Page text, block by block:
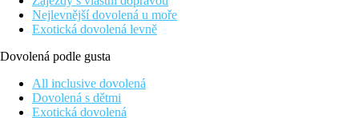
Vybavení
90 suit, vstupní hala s recepcí , bazén, 3 restaurace (hlavní,
plážová, středomořská) , 1 bar, fitness, wifi zdarma , konferenční
místnosti , služby concierge a recepce 24/7, tenisové kurty,
Pokoje
Suite, Superior:koupelna/WC (vysoušeč vlasů), individuální
Nejlevnější dovolená u moře
Exotická dovolená levně
Dovolená podle gusta
All inclusive dovolená
Dovolená s dětmi
Exotická dovolená